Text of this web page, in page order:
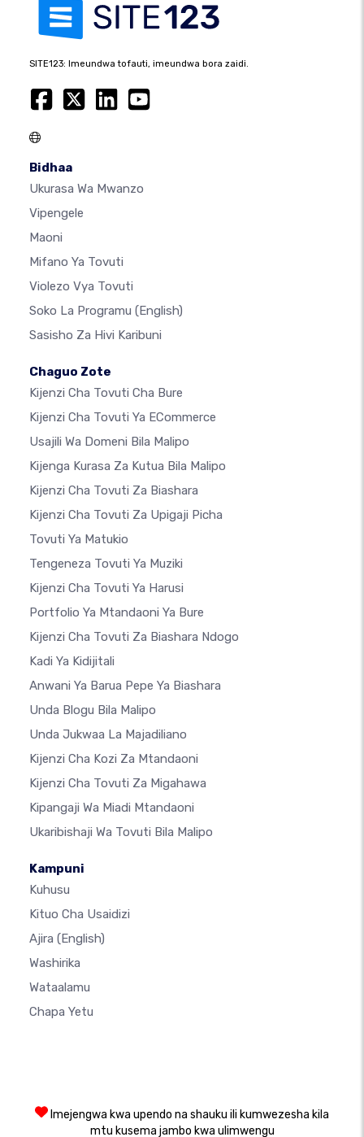
SITE123: Imeundwa tofauti, imeundwa bora zaidi.
Bidhaa
Ukurasa Wa Mwanzo
Vipengele
Maoni
Mifano Ya Tovuti
Violezo Vya Tovuti
Soko La Programu (English)
Sasisho Za Hivi Karibuni
Chaguo Zote
Kijenzi Cha Tovuti Cha Bure
Kijenzi Cha Tovuti Ya ECommerce
Usajili Wa Domeni Bila Malipo
Kijenga Kurasa Za Kutua Bila Malipo
Kijenzi Cha Tovuti Za Biashara
Kijenzi Cha Tovuti Za Upigaji Picha
Tovuti Ya Matukio
Tengeneza Tovuti Ya Muziki
Kijenzi Cha Tovuti Ya Harusi
Portfolio Ya Mtandaoni Ya Bure
Kijenzi Cha Tovuti Za Biashara Ndogo
Kadi Ya Kidijitali
Anwani Ya Barua Pepe Ya Biashara
Unda Blogu Bila Malipo
Unda Jukwaa La Majadiliano
Kijenzi Cha Kozi Za Mtandaoni
Kijenzi Cha Tovuti Za Migahawa
Kipangaji Wa Miadi Mtandaoni
Ukaribishaji Wa Tovuti Bila Malipo
Kampuni
Kuhusu
Kituo Cha Usaidizi
Ajira (English)
Washirika
Wataalamu
Chapa Yetu
Imejengwa kwa upendo na shauku ili kumwezesha kila
mtu kusema jambo kwa ulimwengu